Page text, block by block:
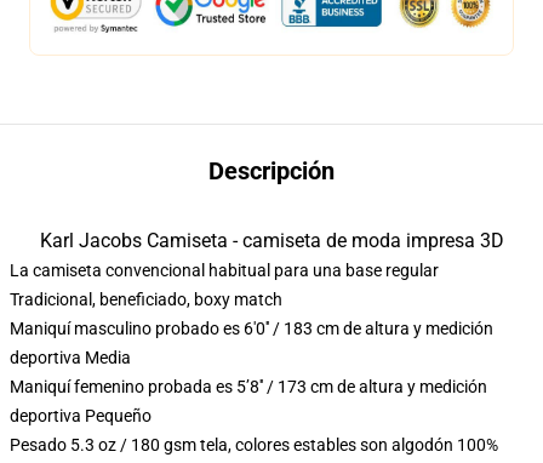
Descripción
Karl Jacobs Camiseta - camiseta de moda impresa 3D
La camiseta convencional habitual para una base regular
Tradicional, beneficiado, boxy match
Maniquí masculino probado es 6'0′′ / 183 cm de altura y medición
deportiva Media
Maniquí femenino probada es 5’8′′ / 173 cm de altura y medición
deportiva Pequeño
Pesado 5.3 oz / 180 gsm tela, colores estables son algodón 100%